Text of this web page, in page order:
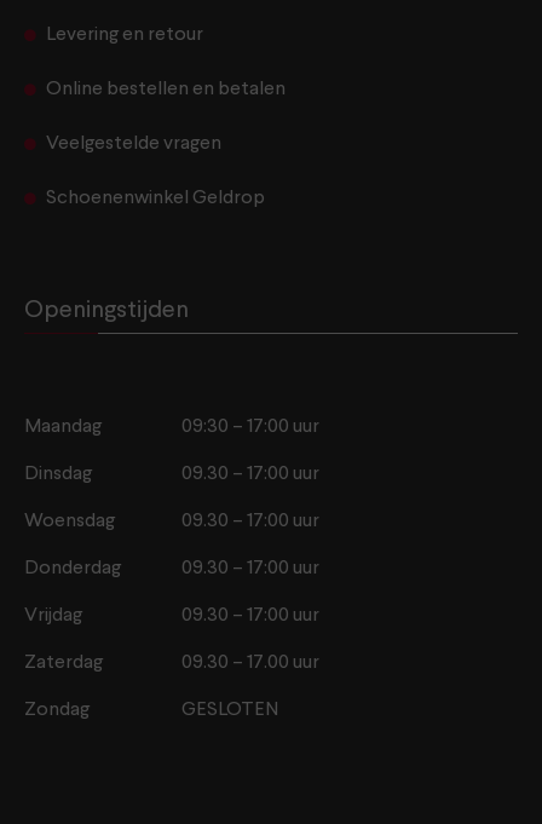
Levering en retour
Online bestellen en betalen
Veelgestelde vragen
Schoenenwinkel Geldrop
Openingstijden
Maandag 09:30 – 17:00 uur
Dinsdag 09.30 – 17:00 uur
Woensdag 09.30 – 17:00 uur
Donderdag 09.30 – 17:00 uur
Vrijdag 09.30 – 17:00 uur
Zaterdag 09.30 – 17.00 uur
Zondag GESLOTEN